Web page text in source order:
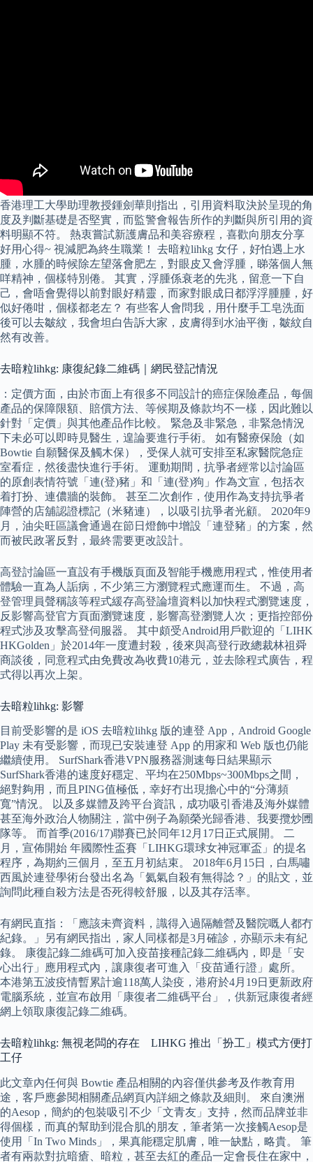
香港理工大學助理教授鍾劍華則指出，引用資料取決於呈現的角
度及判斷基礎是否堅實，而監警會報告所作的判斷與所引用的資
料明顯不符。 熱衷嘗試新護膚品和美容療程，喜歡向朋友分享
好用心得~ 視減肥為終生職業！ 去暗粒lihkg 女仔，好怕遇上水
腫，水腫的時候除左望落會肥左，對眼皮又會浮腫，睇落個人無
咩精神，個樣特別倦。 其實，浮腫係衰老的先兆，留意一下自
己，會唔會覺得以前對眼好精靈，而家對眼成日都浮浮腫腫，好
似好倦咁，個樣都老左？ 有些客人會問我，用什麼手工皂洗面
後可以去皺紋，我會坦白告訴大家，皮膚得到水油平衡，皺紋自
然有改善。
去暗粒lihkg: 康復紀錄二維碼｜網民登記情況
：定價方面，由於市面上有很多不同設計的癌症保險產品，每個
產品的保障限額、賠償方法、等候期及條款均不一樣，因此難以
針對「定價」與其他產品作比較。 緊急及非緊急，非緊急情況
下未必可以即時見醫生，遑論要進行手術。 如有醫療保險（如
Bowtie 自願醫保及觸木保），受保人就可安排至私家醫院急症
室看症，然後盡快進行手術。 運動期間，抗爭者經常以討論區
的原創表情符號「連(登)豬」和「連(登)狗」作為文宣，包括衣
着打扮、連儂牆的裝飾。 甚至二次創作，使用作為支持抗爭者
陣營的店舖認證標記（米豬連），以吸引抗爭者光顧。 2020年9
月，油尖旺區議會通過在節日燈飾中增設「連登豬」的方案，然
而被民政署反對，最終需要更改設計。
高登討論區一直設有手機版頁面及智能手機應用程式，惟使用者
體驗一直為人詬病，不少第三方瀏覽程式應運而生。 不過，高
登管理員聲稱該等程式緩存高登論壇資料以加快程式瀏覽速度，
反影響高登官方頁面瀏覽速度，影響高登瀏覽人次；更指控部份
程式涉及攻擊高登伺服器。 其中頗受Android用戶歡迎的「LIHK
HKGolden」於2014年一度遭封殺，後來與高登行政總裁林祖舜
商談後，同意程式由免費改為收費10港元，並去除程式廣告，程
式得以再次上架。
去暗粒lihkg: 影響
目前受影響的是 iOS 去暗粒lihkg 版的連登 App，Android Google
Play 未有受影響，而現已安裝連登 App 的用家和 Web 版也仍能
繼續使用。 SurfShark香港VPN服務器測速每日結果顯示
SurfShark香港的速度好穩定、平均在250Mbps~300Mbps之間，
絕對夠用，而且PING值極低，幸好冇出現擔心中的“分薄頻
寬”情況。 以及多媒體及跨平台資訊，成功吸引香港及海外媒體
甚至海外政治人物關注，當中例子為願榮光歸香港、我要攬炒圑
隊等。 而首季(2016/17)聯賽已於同年12月17日正式展開。 二
月，宣佈開始 年國際性盃賽「LIHKG環球女神冠軍盃」的提名
程序，為期約三個月，至五月初結束。 2018年6月15日，白馬嘯
西風於連登學術台發出名為「氦氣自殺有無得諗？」的貼文，並
詢問此種自殺方法是否死得較舒服，以及其存活率。
有網民直指：「應該未齊資料，識得入過隔離營及醫院嘅人都冇
紀錄。」另有網民指出，家人同樣都是3月確診，亦顯示未有紀
錄。 康復記錄二維碼可加入疫苗接種記錄二維碼內，即是「安
心出行」應用程式內，讓康復者可進入「疫苗通行證」處所。
本港第五波疫情暫累計逾118萬人染疫，港府於4月19日更新政府
電腦系統，並宣布啟用「康復者二維碼平台」，供新冠康復者經
網上領取康復記錄二維碼。
去暗粒lihkg: 無視老闆的存在 LIHKG 推出「扮工」模式方便打
工仔
此文章內任何與 Bowtie 產品相關的內容僅供參考及作教育用
途，客戶應參閱相關產品網頁內詳細之條款及細則。 來自澳洲
的Aesop，簡約的包裝吸引不少「文青友」支持，然而品牌並非
得個樣，而真的幫助到混合肌的朋友，筆者第一次接觸Aesop是
使用「In Two Minds」，果真能穩定肌膚，唯一缺點，略貴。 筆
者有兩款對抗暗瘡、暗粒，甚至去紅的產品一定會長住在家中，